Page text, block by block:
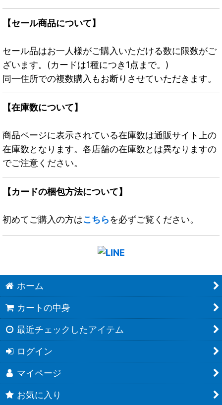
【セール商品について】
セール品はお一人様がご購入いただける数に限数がご
ざいます。(カードは1種につき1点まで。)
同一住所での複数購入もお断りさせていただきます。
【在庫数について】
商品ページに表示されている在庫数は通販サイト上の
在庫数となります。各店舗の在庫数とは異なりますの
でご注意ください。
【カードの梱包方法について】
初めてご購入の方はこちらを必ずご覧ください。
ホーム
カートの中身
最近チェックしたアイテム
ログイン
マイページ
お気に入り